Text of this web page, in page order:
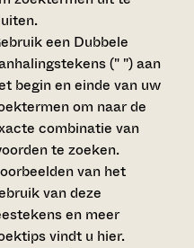
een Dubbele
(" ")aan
begin en einde van uw
om naar de
combinatie van
te zoeken.
van het
van deze
en meer
vindt u hier.